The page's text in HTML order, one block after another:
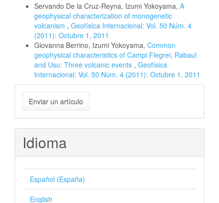
Servando De la Cruz-Reyna, Izumi Yokoyama, A
geophysical characterization of monogenetic
volcanism , Geofísica Internacional: Vol. 50 Núm. 4
(2011): Octubre 1, 2011
Giovanna Berrino, Izumi Yokoyama, Common
geophysical characteristics of Campi Flegrei, Rabaul
and Usu: Three volcanic events , Geofísica
Internacional: Vol. 50 Núm. 4 (2011): Octubre 1, 2011
Enviar
un
artículo
Enviar un artículo
Idioma
Español (España)
English